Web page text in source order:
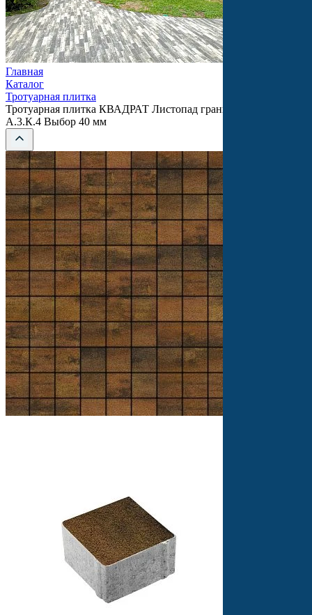
Главная
Каталог
Тротуарная плитка
Тротуарная плитка КВАДРАТ Листопад гранит Саванна
А.3.К.4 Выбор 40 мм